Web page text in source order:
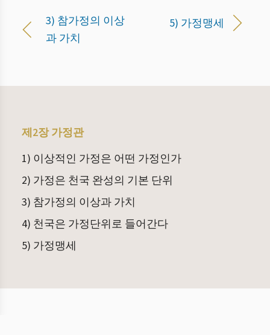
3) 참가정의 이상
과 가치
5) 가정맹세
제2장 가정관
1) 이상적인 가정은 어떤 가정인가
2) 가정은 천국 완성의 기본 단위
3) 참가정의 이상과 가치
4) 천국은 가정단위로 들어간다
5) 가정맹세